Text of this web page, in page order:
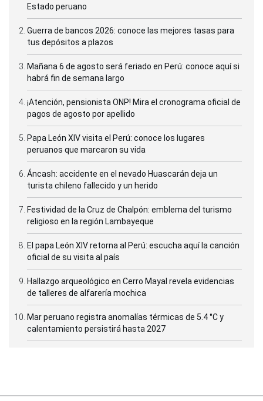
Estado peruano
Guerra de bancos 2026: conoce las mejores tasas para
tus depósitos a plazos
Mañana 6 de agosto será feriado en Perú: conoce aquí si
habrá fin de semana largo
¡Atención, pensionista ONP! Mira el cronograma oficial de
pagos de agosto por apellido
Papa León XIV visita el Perú: conoce los lugares
peruanos que marcaron su vida
Áncash: accidente en el nevado Huascarán deja un
turista chileno fallecido y un herido
Festividad de la Cruz de Chalpón: emblema del turismo
religioso en la región Lambayeque
El papa León XIV retorna al Perú: escucha aquí la canción
oficial de su visita al país
Hallazgo arqueológico en Cerro Mayal revela evidencias
de talleres de alfarería mochica
Mar peruano registra anomalías térmicas de 5.4 °C y
calentamiento persistirá hasta 2027